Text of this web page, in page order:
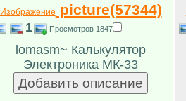
Изображение picture(57344)
1 Просмотров 1847
lomasm~ Калькулятор
Электроника МК-33